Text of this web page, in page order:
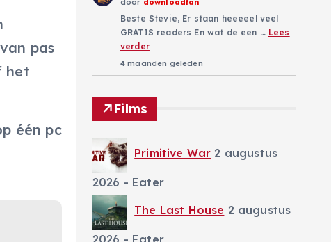
pas
het
één pc
door downloadfan
Beste Stevie, Er staan heeeeel veel
GRATIS readers En wat de een … Lees
verder
4 maanden geleden
Films
Primitive War 2 augustus
2026 - Eater
The Last House 2 augustus
2026 - Eater